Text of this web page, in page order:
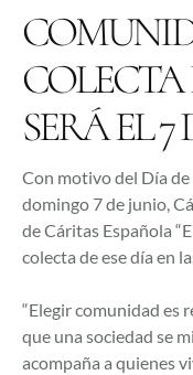
COLECTA
SERÁ EL
Con motivo del Día de
domingo 7 de junio,
de Cáritas Española
colecta de ese día en
“Elegir comunidad es
que una sociedad se
acompaña a quienes